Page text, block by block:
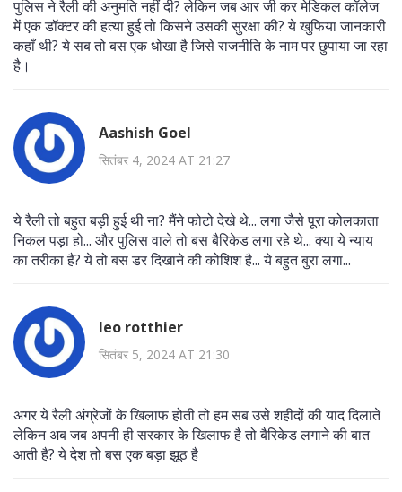
पुलिस ने रैली की अनुमति नहीं दी? लेकिन जब आर जी कर मेडिकल कॉलेज
में एक डॉक्टर की हत्या हुई तो किसने उसकी सुरक्षा की? ये खुफिया जानकारी
कहाँ थी? ये सब तो बस एक धोखा है जिसे राजनीति के नाम पर छुपाया जा रहा
है।
Aashish Goel
सितंबर 4, 2024 AT 21:27
ये रैली तो बहुत बड़ी हुई थी ना? मैंने फोटो देखे थे... लगा जैसे पूरा कोलकाता
निकल पड़ा हो... और पुलिस वाले तो बस बैरिकेड लगा रहे थे... क्या ये न्याय
का तरीका है? ये तो बस डर दिखाने की कोशिश है... ये बहुत बुरा लगा...
leo rotthier
सितंबर 5, 2024 AT 21:30
अगर ये रैली अंग्रेजों के खिलाफ होती तो हम सब उसे शहीदों की याद दिलाते
लेकिन अब जब अपनी ही सरकार के खिलाफ है तो बैरिकेड लगाने की बात
आती है? ये देश तो बस एक बड़ा झूठ है